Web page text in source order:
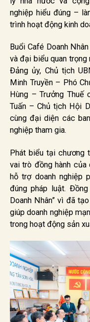
nghiệp hiểu đúng –
trình hoạt động kinh
Buổi Café Doanh
và đại biểu quan
Đảng ủy, Chủ tịch
Minh Truyền – Phó
Hùng – Trưởng Thuế
Tuấn – Chủ tịch Hội
cùng đại diện các
nghiệp tham gia.
Phát biểu tại chương
vai trò đồng hành
hỗ trợ doanh nghiệp
đúng pháp luật.
Doanh Nhân” vì đã
giúp doanh nghiệp
trong hoạt động sản